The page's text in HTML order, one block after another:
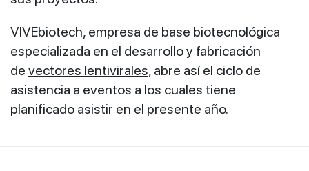
VIVEbiotech, empresa de base biotecnológica
especializada en el desarrollo y fabricación
de vectores lentivirales, abre así el ciclo de
asistencia a eventos a los cuales tiene
planificado asistir en el presente año.